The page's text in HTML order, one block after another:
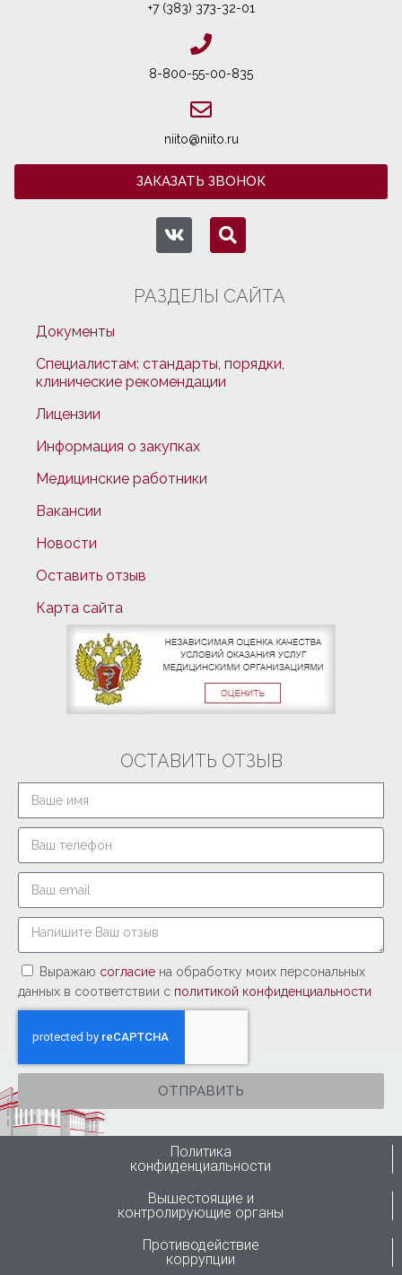
+7 (383) 373-32-01
8-800-55-00-835
niito@niito.ru
ЗАКАЗАТЬ ЗВОНОК
РАЗДЕЛЫ САЙТА
Документы
Специалистам: стандарты, порядки,
клинические рекомендации
Лицензии
Информация о закупках
Медицинские работники
Вакансии
Новости
Оставить отзыв
Карта сайта
ОСТАВИТЬ ОТЗЫВ
Выражаю согласие на обработку моих персональных
данных в соответствии с политикой конфиденциальности
ОТПРАВИТЬ
Политика
конфиденциальности
Вышестоящие и
контролирующие органы
Противодействие
коррупции